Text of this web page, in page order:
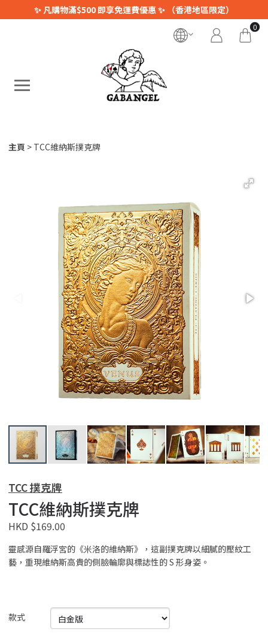
✨ 凡購物滿$500 即享免運費優惠 ✨ （香港地區限定）
0
主頁 TCC維納斯撲克牌
TCC 撲克牌
TCC維納斯撲克牌
HKD $169.00
靈感源自羅浮宮的《米洛的維納斯》，這副撲克牌以細膩的壓紋工
藝，重現維納斯高貴的側臉輪廓與標誌性的 S 形身姿。
款式